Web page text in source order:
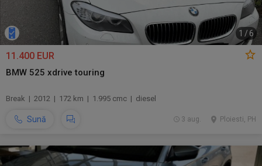
1 / 6
11.400 EUR
BMW 525 xdrive touring
Break | 2012 | 172 km | 1.995 cmc | diesel
Sună Ploiesti, PH
3 aug.